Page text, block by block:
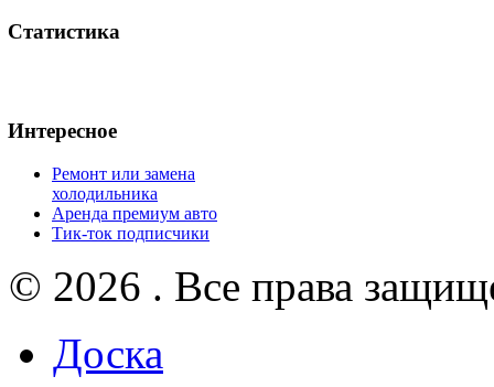
Статистика
Интересное
Ремонт или замена
холодильника
Аренда премиум авто
Тик-ток подписчики
© 2026 . Все права
Доска